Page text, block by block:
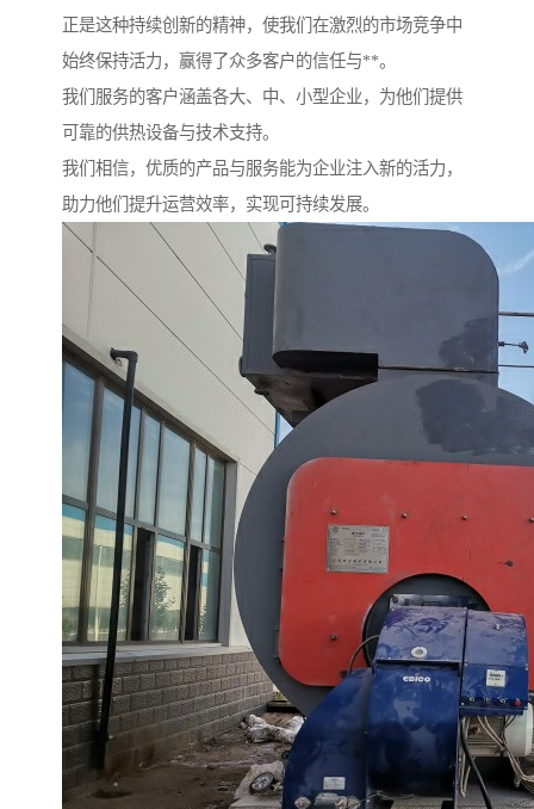
正是这种持续创新的精神，使我们在激烈的市场竞争中
始终保持活力，赢得了众多客户的信任与**。
我们服务的客户涵盖各大、中、小型企业，为他们提供
可靠的供热设备与技术支持。
我们相信，优质的产品与服务能为企业注入新的活力，
助力他们提升运营效率，实现可持续发展。